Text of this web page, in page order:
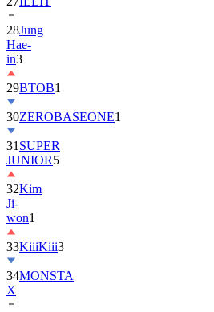
Hae-
in3
29BTOB
30ZEROBASEONE
31SUPER
JUNIOR
32Kim
Ji-
won1
33KiiiKiii
34MONSTA
X
35
SSERAFIM